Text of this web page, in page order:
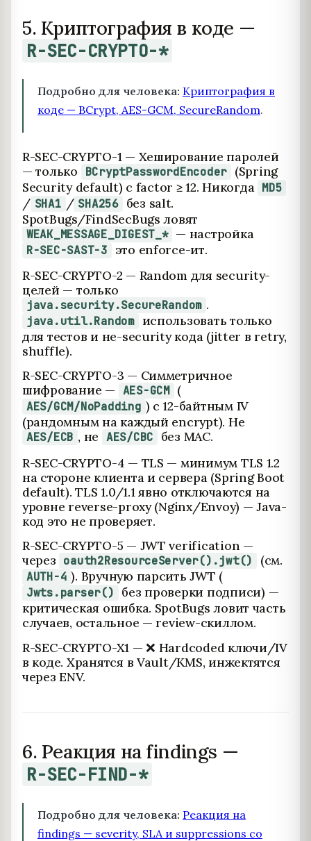
5. Криптография в коде —
R-SEC-CRYPTO-*
Подробно для человека: Криптография в
коде — BCrypt, AES-GCM, SecureRandom.
R-SEC-CRYPTO-1 — Хеширование паролей
— только
BCryptPasswordEncoder (Spring
Security default) с factor ≥ 12. Никогда MD5
/ SHA1 / SHA256 без salt.
SpotBugs/FindSecBugs ловят
WEAK_MESSAGE_DIGEST_* — настройка
R-SEC-SAST-3
это enforce-ит.
R-SEC-CRYPTO-2 — Random для security-
целей — только
java.security.SecureRandom .
java.util.Random использовать только
для тестов и не-security кода (jitter в retry,
shuffle).
R-SEC-CRYPTO-3 — Симметричное
шифрование — AES-GCM (
AES/GCM/NoPadding ) с 12-байтным IV
(рандомным на каждый encrypt). Не
AES/ECB , не AES/CBC
без MAC.
R-SEC-CRYPTO-4 — TLS — минимум TLS 1.2
на стороне клиента и сервера (Spring Boot
default). TLS 1.0/1.1 явно отключаются на
уровне reverse-proxy (Nginx/Envoy) — Java-
код это не проверяет.
R-SEC-CRYPTO-5 — JWT verification —
через oauth2ResourceServer().jwt() (см.
AUTH-4 ). Вручную парсить JWT (
Jwts.parser()
без проверки подписи) —
критическая ошибка. SpotBugs ловит часть
случаев, остальное — review-скиллом.
R-SEC-CRYPTO-X1 — ❌ Hardcoded ключи/IV
в коде. Хранятся в Vault/KMS, инжектятся
через ENV.
6. Реакция на findings —
R-SEC-FIND-*
Подробно для человека: Реакция на
findings — severity, SLA и suppressions со